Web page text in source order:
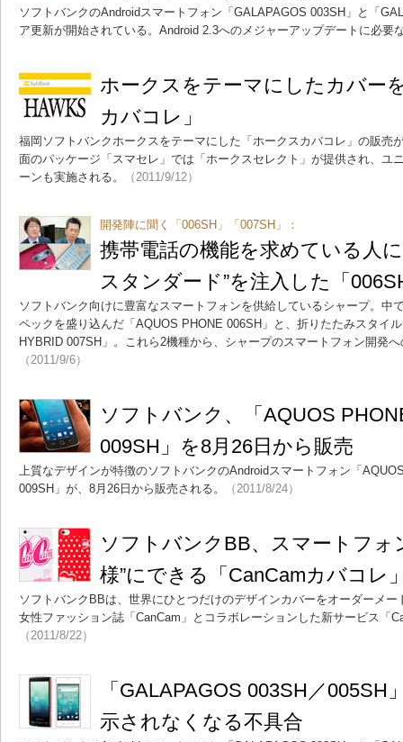
ソフトバンクのAndroidスマートフォン「GALAPAGOS 003SH」と「
ア更新が開始されている。Android 2.3へのメジャーアップデートに必要
ホークスをテーマにしたカバー
カバコレ」
福岡ソフトバンクホークスをテーマにした「ホークスカバコレ」の販売
面のパッケージ「スマセレ」では「ホークスセレクト」が提供され、ユ
ーンも実施される。
（2011/9/12）
開発陣に聞く「006SH」「007SH」：
携帯電話の機能を求めている人
スタンダード”を注入した「
ソフトバンク向けに豊富なスマートフォンを供給しているシャープ。中
ペックを盛り込んだ「AQUOS PHONE 006SH」と、折りたたみスタイ
HYBRID 007SH」。これら2機種から、シャープのスマートフォン開発
（2011/9/6）
ソフトバンク、「AQUOS
009SH」を8月26日から販売
上質なデザインが特徴のソフトバンクのAndroidスマートフォン「
009SH」が、8月26日から販売される。
（2011/8/24）
ソフトバンクBB、スマートフォ
様”にできる「CanCamカバコレ
ソフトバンクBBは、世界にひとつだけのデザインカバーをオーダーメ
女性ファッション誌「CanCam」とコラボレーションした新サービス「
（2011/8/22）
「GALAPAGOS 003SH／005SH
示されなくなる不具合